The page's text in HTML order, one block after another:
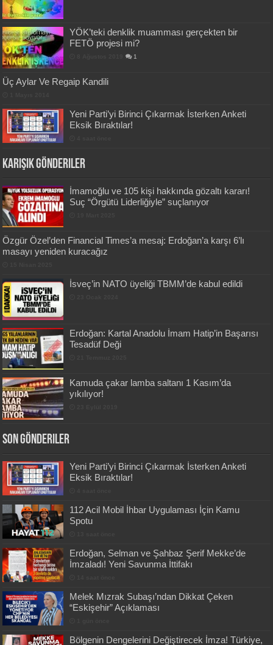
YÖK’teki denklik muamması gerçekten bir
FETÖ projesi mi?
1
Üç Aylar Ve Regaip Kandili
Yeni Parti’yi Birinci Çıkarmak İsterken Anketi
Eksik Bıraktılar!
Karışık Gönderiler
İmamoğlu ve 105 kişi hakkında gözaltı kararı!
Suç “Örgütü Liderliğiyle” suçlanıyor
Özgür Özel’den Financial Times’a mesaj: Erdoğan’a karşı 6’lı
masayı yeniden kuracağız
İsveç’in NATO üyeliği TBMM’de kabul edildi
Erdoğan: Kartal Anadolu İmam Hatip’in Başarısı
Tesadüf Deği
Kamuda çakar lamba saltanı 1 Kasım’da
yıkılıyor!
Son Gönderiler
Yeni Parti’yi Birinci Çıkarmak İsterken Anketi
Eksik Bıraktılar!
112 Acil Mobil İhbar Uygulaması İçin Kamu
Spotu
Erdoğan, Selman ve Şahbaz Şerif Mekke’de
İmzaladı! Yeni Savunma İttifakı
Melek Mızrak Subaşı’ndan Dikkat Çeken
“Eskişehir” Açıklaması
Bölgenin Dengelerini Değiştirecek İmza! Türkiye,